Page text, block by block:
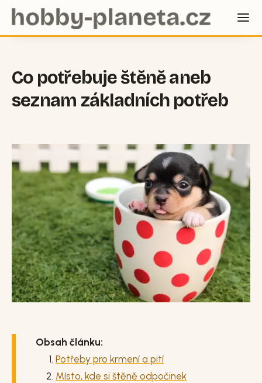
Co potřebuje štěně aneb
seznam základních potřeb
Obsah článku:
Potřeby pro krmení a pití
Místo, kde si štěně odpočinek